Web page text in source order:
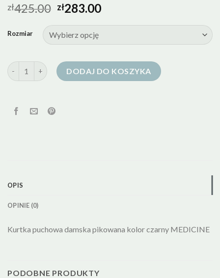
zł425.00 zł283.00
Rozmiar
ilość medicine kurtki puchoweDODAJ DO KOSZYKA
OPIS
OPINIE (0)
Kurtka puchowa damska pikowana kolor czarny MEDICINE
PODOBNE PRODUKTY